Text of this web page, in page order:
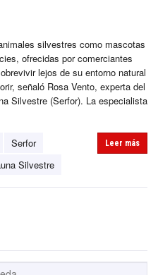
silvestres como mascotas
ofrecidas por comerciantes
lejos de su entorno natural
señaló Rosa Vento, experta del
Silvestre (Serfor). La especialista
Serfor
Silvestre
Leer más